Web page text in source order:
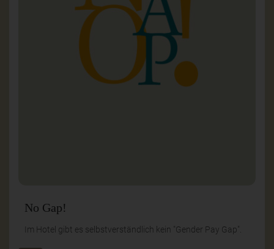
No Gap!
Im Hotel gibt es selbstverständlich kein "Gender Pay Gap".